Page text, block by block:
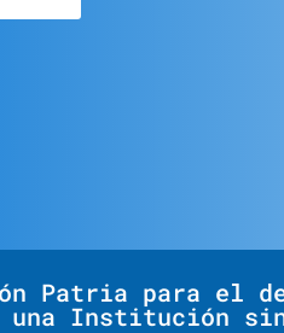
Patria para el
una Institución